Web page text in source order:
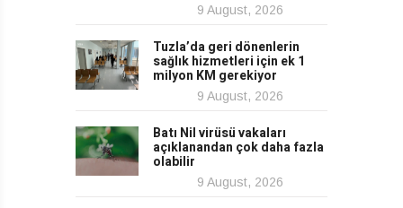
9 August, 2026
Tuzla’da geri dönenlerin
sağlık hizmetleri için ek 1
milyon KM gerekiyor
9 August, 2026
Batı Nil virüsü vakaları
açıklanandan çok daha fazla
olabilir
9 August, 2026